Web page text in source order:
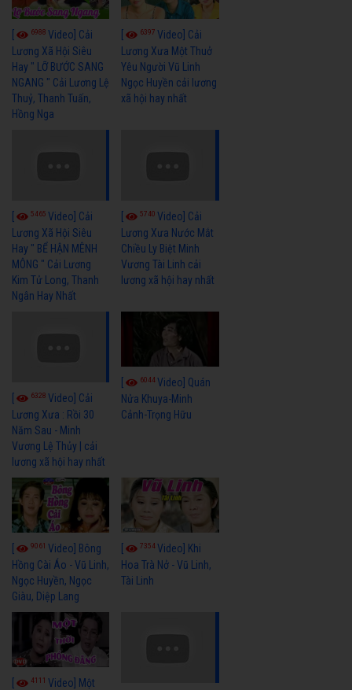
6988 Video] Cải
Lương Xã Hội Siêu
Hay " LỠ BƯỚC SANG
NGANG " Cải Lương Lệ
Thuỷ, Thanh Tuấn,
Hồng Nga
6397Video] Cải
Lương Xưa Một Thuở
Yêu Người Vũ Linh
Ngọc Huyền cải lương
xã hội hay nhất
5465 Video] Cải
Lương Xã Hội Siêu
Hay " BỂ HẬN MÊNH
MÔNG " Cải Lương
Kim Tử Long, Thanh
Ngân Hay Nhất
5740Video] Cải
Lương Xưa Nước Mắt
Chiều Ly Biệt Minh
Vương Tài Linh cải
lương xã hội hay nhất
6328 Video] Cải
Lương Xưa : Rồi 30
Năm Sau - Minh
Vương Lệ Thủy | cải
lương xã hội hay nhất
6044Video] Quán
Nửa Khuya-Minh
Cảnh-Trọng Hữu
9061 Video] Bông
Hồng Cài Áo - Vũ Linh,
Ngọc Huyền, Ngọc
Giàu, Diệp Lang
7354Video] Khi
Hoa Trà Nở - Vũ Linh,
Tài Linh
4111 Video] Một